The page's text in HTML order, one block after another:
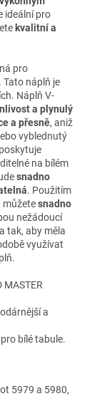
ideální pro
kvalitní a
pro
Tato náplň je
Náplň V-
a plynulý
a přesně, aniž
vyblednutý
na bílém
snadno
. Použitím
můžetesnadno
nežádoucí
tak, aby měla
využívat
MASTER
a
bílé tabule.
5979 a 5980,